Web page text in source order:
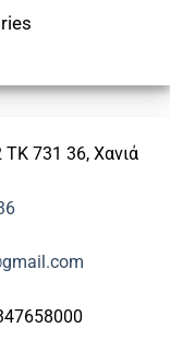
ΤΚ 731 36, Χανιά